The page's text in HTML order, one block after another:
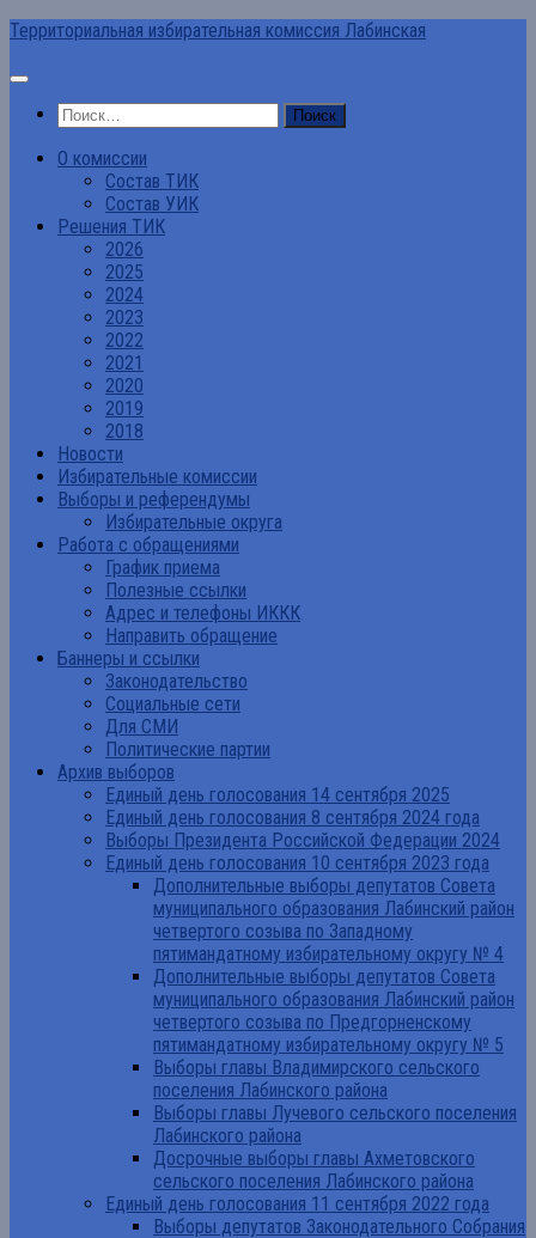
Перейти
содержимому
Территориальная избирательная комиссия Лабинская
Найти:
О комиссии
Состав ТИК
Состав УИК
Решения ТИК
2026
2025
2024
2023
2022
2021
2020
2019
2018
Новости
Избирательные комиссии
Выборы и референдумы
Избирательные округа
Работа с обращениями
График приема
Полезные ссылки
Адрес и телефоны ИККК
Направить обращение
Баннеры и ссылки
Законодательство
Социальные сети
Для СМИ
Политические партии
Архив выборов
Единый день голосования 14 сентября 2025
Единый день голосования 8 сентября 2024 года
Выборы Президента Российской Федерации 2024
Единый день голосования 10 сентября 2023 года
Дополнительные выборы депутатов Совета
муниципального образования Лабинский район
четвертого созыва по Западному
пятимандатному избирательному округу № 4
Дополнительные выборы депутатов Совета
муниципального образования Лабинский район
четвертого созыва по Предгорненскому
пятимандатному избирательному округу № 5
Выборы главы Владимирского сельского
поселения Лабинского района
Выборы главы Лучевого сельского поселения
Лабинского района
Досрочные выборы главы Ахметовского
сельского поселения Лабинского района
Единый день голосования 11 сентября 2022 года
Выборы депутатов Законодательного Собрания